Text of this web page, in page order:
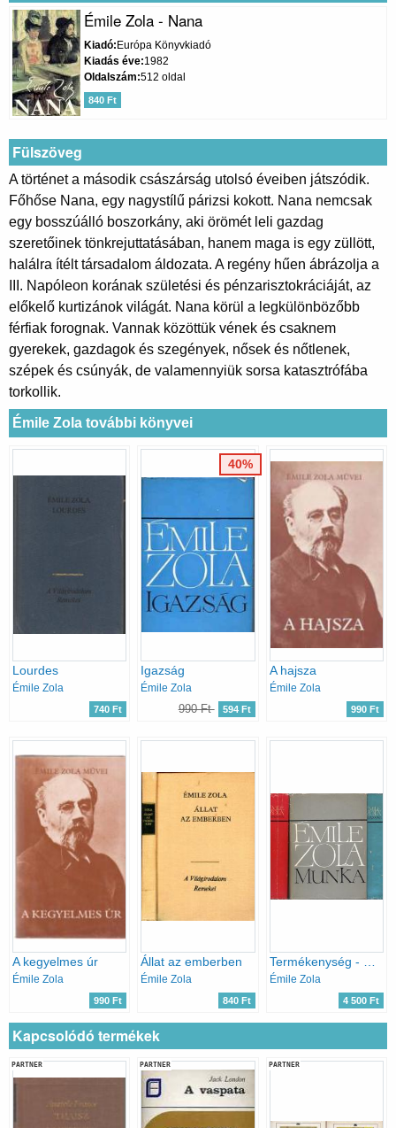
Émile Zola - Nana
Kiadó Európa Könyvkiadó
Kiadás éve 1982
Oldalszám 512 oldal
840 Ft
Fülszöveg
A történet a második császárság utolsó éveiben játszódik.
Főhőse Nana, egy nagystílű párizsi kokott. Nana nemcsak
egy bosszúálló boszorkány, aki örömét leli gazdag
szeretőinek tönkrejuttatásában, hanem maga is egy züllött,
halálra ítélt társadalom áldozata. A regény hűen ábrázolja a
III. Napóleon korának születési és pénzarisztokráciáját, az
előkelő kurtizánok világát. Nana körül a legkülönbözőbb
férfiak forognak. Vannak közöttük vének és csaknem
gyerekek, gazdagok és szegények, nősek és nőtlenek,
szépek és csúnyák, de valamennyiük sorsa katasztrófába
torkollik.
Émile Zola további könyvei
Lourdes
Émile Zola
740 Ft
Igazság
Émile Zola
990 Ft 594 Ft
40%
A hajsza
Émile Zola
990 Ft
A kegyelmes úr
Émile Zola
990 Ft
Állat az emberben
Émile Zola
840 Ft
Émile Zola
4 500 Ft
Kapcsolódó termékek
PARTNER PARTNER PARTNER